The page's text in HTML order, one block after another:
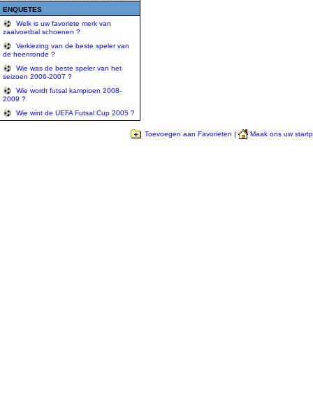
ENQUETES
Welk is uw favoriete merk van
zaalvoetbal schoenen ?
Verkiezing van de beste speler van
de heenronde ?
Wie was de beste speler van het
seizoen 2006-2007 ?
Wie wordt futsal kampioen 2008-
2009 ?
Wie wint de UEFA Futsal Cup 2005 ?
Toevoegen aan Favorieten | Maak ons uw